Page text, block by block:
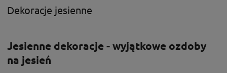
Dekoracje jesienne
Jesienne dekoracje - wyjątkowe ozdoby
na jesień